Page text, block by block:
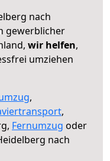
nach
gewerblicher
wir helfen,
umziehen
,
,
Fernumzug oder
nach